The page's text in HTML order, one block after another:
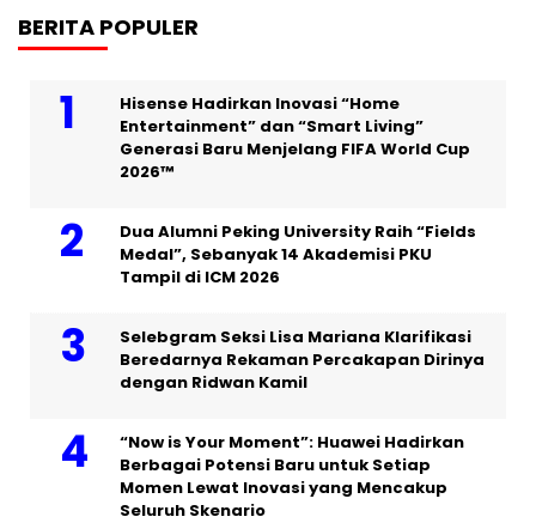
BERITA POPULER
Hisense Hadirkan Inovasi “Home
Entertainment” dan “Smart Living”
Generasi Baru Menjelang FIFA World Cup
2026™
Dua Alumni Peking University Raih “Fields
Medal”, Sebanyak 14 Akademisi PKU
Tampil di ICM 2026
Selebgram Seksi Lisa Mariana Klarifikasi
Beredarnya Rekaman Percakapan Dirinya
dengan Ridwan Kamil
“Now is Your Moment”: Huawei Hadirkan
Berbagai Potensi Baru untuk Setiap
Momen Lewat Inovasi yang Mencakup
Seluruh Skenario